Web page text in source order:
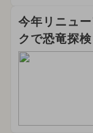
今年リニュ
クで恐竜探検